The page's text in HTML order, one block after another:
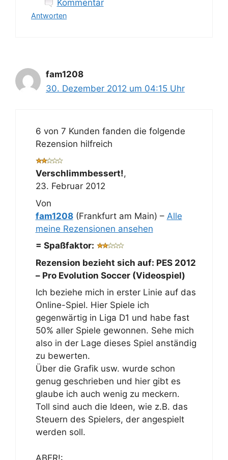
Kommentar
Antworten
fam1208
30. Dezember 2012 um 04:15 Uhr
6 von 7 Kunden fanden die folgende
Rezension hilfreich
Verschlimmbessert!,
23. Februar 2012
Von
fam1208(Frankfurt am Main) – Alle
meine Rezensionen ansehen
= Spaßfaktor:
Rezension bezieht sich auf: PES 2012
– Pro Evolution Soccer (Videospiel)
Ich beziehe mich in erster Linie auf das
Online-Spiel. Hier Spiele ich
gegenwärtig in Liga D1 und habe fast
50% aller Spiele gewonnen. Sehe mich
also in der Lage dieses Spiel anständig
zu bewerten.
Über die Grafik usw. wurde schon
genug geschrieben und hier gibt es
glaube ich auch wenig zu meckern.
Toll sind auch die Ideen, wie z.B. das
Steuern des Spielers, der angespielt
werden soll.
ABER!: